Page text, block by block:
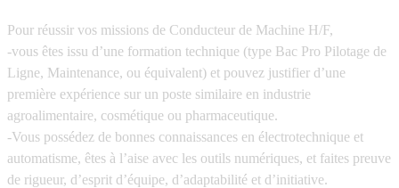
Pour réussir vos missions de Conducteur de Machine H/F,
-vous êtes issu d’une formation technique (type Bac Pro Pilotage de
Ligne, Maintenance, ou équivalent) et pouvez justifier d’une
première expérience sur un poste similaire en industrie
agroalimentaire, cosmétique ou pharmaceutique.
-Vous possédez de bonnes connaissances en électrotechnique et
automatisme, êtes à l’aise avec les outils numériques, et faites preuve
de rigueur, d’esprit d’équipe, d’adaptabilité et d’initiative.